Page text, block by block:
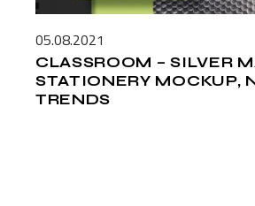
05.08.2021
CLASSROOM – SILVER
STATIONERY MOCKUP,
TRENDS